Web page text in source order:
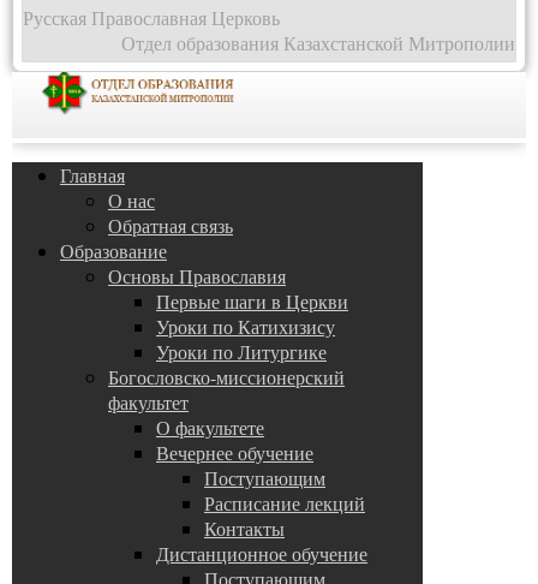
Русская Православная Церковь
Отдел образования Казахстанской Митрополии
Главная
О нас
Обратная связь
Образование
Основы Православия
Первые шаги в Церкви
Уроки по Катихизису
Уроки по Литургике
Богословско-миссионерский
факультет
О факультете
Вечернее обучение
Поступающим
Расписание лекций
Контакты
Дистанционное обучение
Поступающим